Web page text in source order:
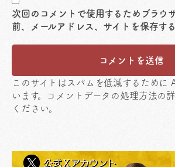
次回のコメントで使用するためブラウ
前、メールアドレス、サイトを保存する
このサイトはスパムを低減するために
います。
コメントデータの処理方法の
ください。